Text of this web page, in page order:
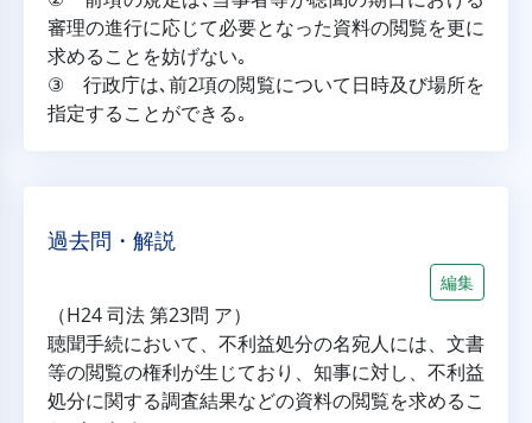
審理の進行に応じて必要となった資料の閲覧を更に
求めることを妨げない｡
③ 行政庁は､前2項の閲覧について日時及び場所を
指定することができる｡
過去問・解説
編集
（H24 司法 第23問 ア）
聴聞手続において、不利益処分の名宛人には、文書
等の閲覧の権利が生じており、知事に対し、不利益
処分に関する調査結果などの資料の閲覧を求めるこ